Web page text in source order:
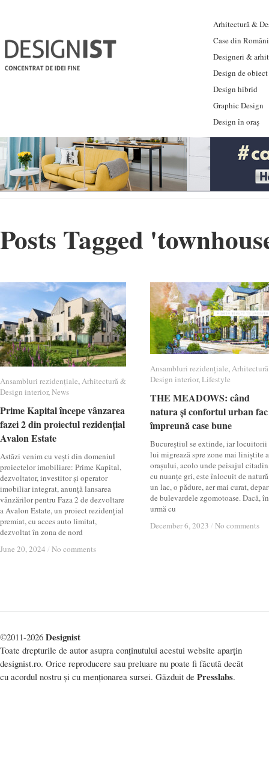
Arhitectură &
Case din
Designeri &
Design de obiect
Design hibrid
Graphic Design
Design în oraș
Posts Tagged '
Ansambluri rezidențiale,Arhitectură &
Design interior,News
Prime Kapital începe vânzarea
fazei 2 din proiectul rezidențial
Avalon Estate
Astăzi venim cu vești din domeniul
proiectelor imobiliare: Prime Kapital,
dezvoltator, investitor și operator
imobiliar integrat, anunță lansarea
vânzărilor pentru Faza 2 de dezvoltare
a Avalon Estate, un proiect rezidențial
premiat, cu acces auto limitat,
dezvoltat în zona de nord
June 20, 2024 / No comments
Ansambluri rezidențiale Arhitectură &
Design interior News
Prime Kapital începe vânzarea
fazei 2 din proiectul rezidențial
Avalon Estate
June 20, 2024 / No comments
Ansambluri rezidențiale,
Design interior,Lifestyle
THE MEADOWS: când
natura și confortul urban fac
împreună case bune
Bucureștiul se extinde, iar locuitorii
lui migrează spre zone mai liniștite
orașului, acolo unde peisajul
cu nuanțe gri, este înlocuit de
un lac, o pădure, aer mai curat,
de bulevardele zgomotoase. Dacă, în
urmă cu
December 6, 2023 / No comments
Ansambluri rezidențiale
Design interior Lifestyle
THE MEADOWS: când
natura și confortul urban fac
împreună case bune
December 6, 2023 / No comments
©2011-2026 Designist
Toate drepturile de autor asupra conținutului acestui website aparțin
designist.ro. Orice reproducere sau preluare nu poate fi făcută decât
cu acordul nostru și cu menționarea sursei. Găzduit de Presslabs.